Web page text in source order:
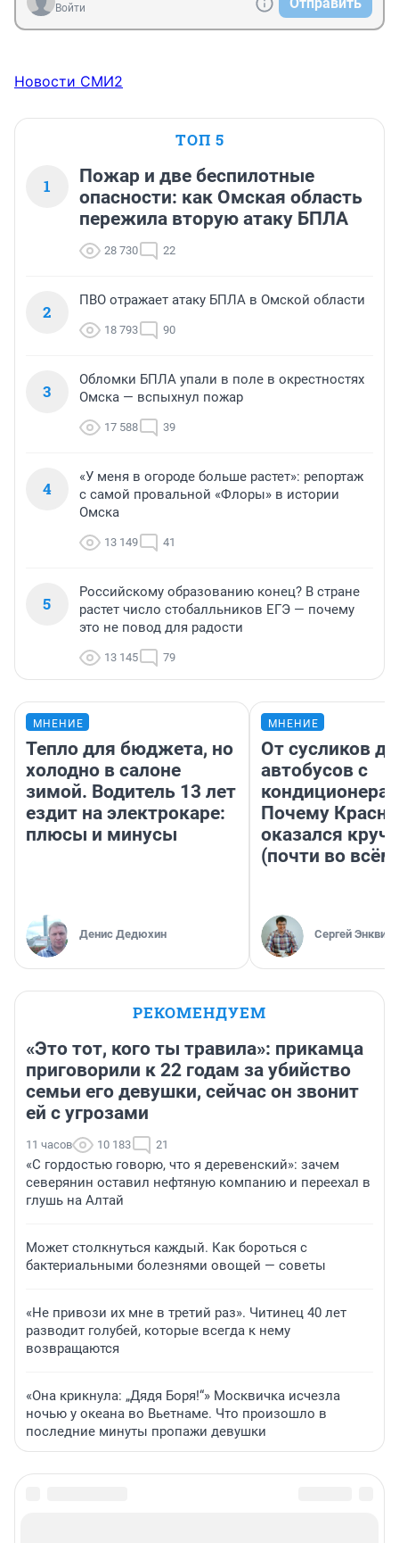
Войти
Новости СМИ2
ТОП 5
1
Пожар и две беспилотные
опасности: как Омская область
пережила вторую атаку БПЛА
28 730 22
2
ПВО отражает атаку БПЛА в Омской области
18 793 90
3
Обломки БПЛА упали в поле в окрестностях
Омска — вспыхнул пожар
17 588 39
4
«У меня в огороде больше растет»: репортаж
с самой провальной «Флоры» в истории
Омска
13 149 41
5
Российскому образованию конец? В стране
растет число стобалльников ЕГЭ — почему
это не повод для радости
13 145 79
МНЕНИЕ
Тепло для бюджета, но
холодно в салоне
зимой. Водитель 13 лет
ездит на электрокаре:
плюсы и минусы
Денис Дедюхин
МНЕНИЕ
От сусликов до
автобусов с
Почему
оказался
(почти во
Сергей Энквист
РЕКОМЕНДУЕМ
«Это тот, кого ты травила»: прикамца
приговорили к 22 годам за убийство
семьи его девушки, сейчас он звонит
ей с угрозами
11 часов 10 183 21
«С гордостью говорю, что я деревенский»: зачем
северянин оставил нефтяную компанию и переехал в
глушь на Алтай
Может столкнуться каждый. Как бороться с
бактериальными болезнями овощей — советы
«Не привози их мне в третий раз». Читинец 40 лет
разводит голубей, которые всегда к нему
возвращаются
«Она крикнула: „Дядя Боря!“» Москвичка исчезла
ночью у океана во Вьетнаме. Что произошло в
последние минуты пропажи девушки